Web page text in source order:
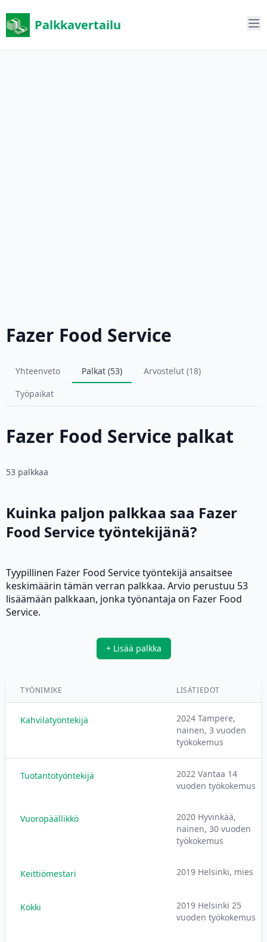
Palkkavertailu
Fazer Food Service
Yhteenveto Palkat (53)
Arvostelut (18)
Työpaikat
Fazer Food Service palkat
53 palkkaa
Kuinka paljon palkkaa saa Fazer
Food Service työntekijänä?
Tyypillinen Fazer Food Service työntekijä ansaitsee
keskimäärin tämän verran palkkaa. Arvio perustuu 53
lisäämään palkkaan, jonka työnantaja on Fazer Food
Service.
+ Lisää palkka
TYÖNIMIKE LISÄTIEDOT
Kahvilatyöntekijä
2024 Tampere,
nainen, 3 vuoden
työkokemus
Tuotantotyöntekijä
2022 Vantaa 14
vuoden työkokemus
Vuoropäällikkö
2020 Hyvinkää,
nainen, 30 vuoden
työkokemus
Keittiömestari 2019 Helsinki, mies
Kokki
2019 Helsinki 25
vuoden työkokemus